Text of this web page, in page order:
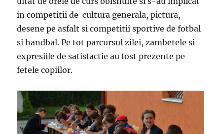
in competitii de cultura generala, pictura,
desene pe asfalt si competitii sportive de fotbal
si handbal. Pe tot parcursul zilei, zambetele si
expresiile de satisfactie au fost prezente pe
fetele copiilor.